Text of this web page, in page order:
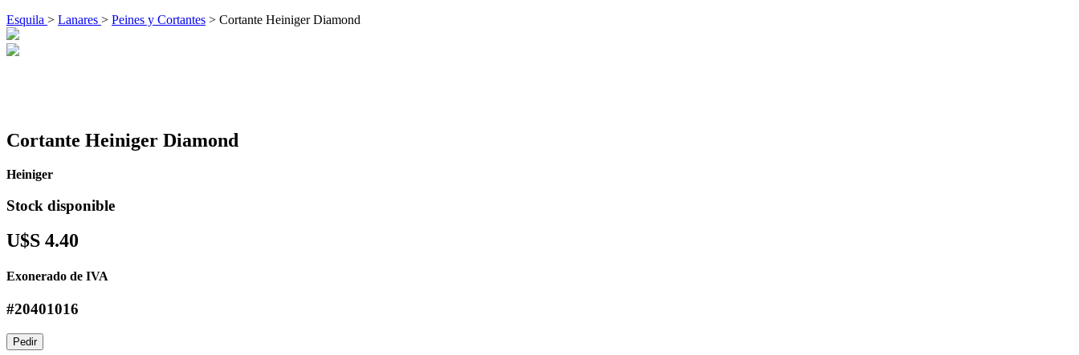
Esquila > Lanares > Peines y Cortantes > Cortante Heiniger Diamond
Cortante Heiniger Diamond
Heiniger
Stock disponible
U$S 4.40
Exonerado de IVA
#20401016
Pedir